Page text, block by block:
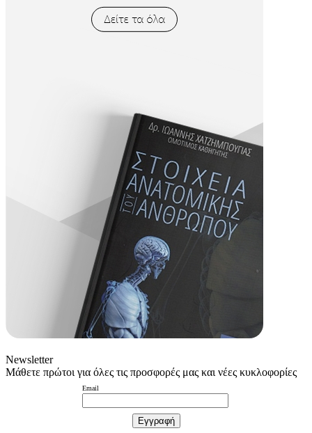
Newsletter
Μάθετε πρώτοι για όλες τις προσφορές μας και νέες κυκλοφορίες
Email